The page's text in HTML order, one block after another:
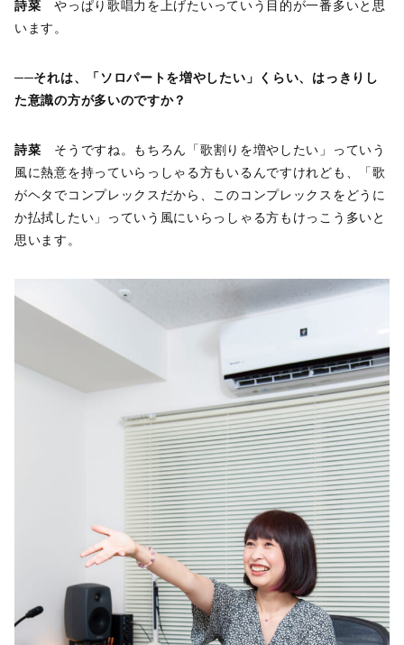
詩菜 やっぱり歌唱力を上げたいっていう目的が一番多いと思
います。
──それは、「ソロパートを増やしたい」くらい、はっきりし
た意識の方が多いのですか？
詩菜 そうですね。もちろん「歌割りを増やしたい」っていう
風に熱意を持っていらっしゃる方もいるんですけれども、「歌
がヘタでコンプレックスだから、このコンプレックスをどうに
か払拭したい」っていう風にいらっしゃる方もけっこう多いと
思います。